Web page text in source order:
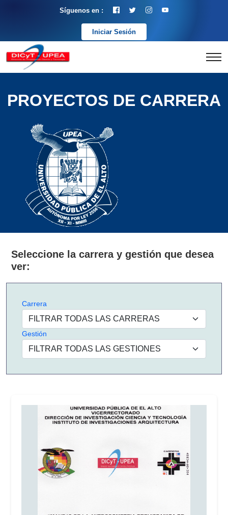
Síguenos en :
Iniciar Sesión
PROYECTOS DE CARRERA
Seleccione la carrera y gestión que desea
ver:
Carrera
Gestión